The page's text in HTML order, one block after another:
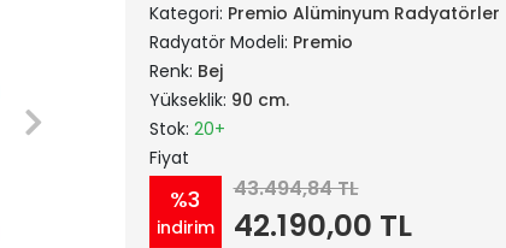
Kategori: Premio Alüminyum Radyatörler
Radyatör Modeli: Premio
Renk: Bej
Yükseklik: 90 cm.
Stok: 20+
Fiyat
%3
indirim
43.494,84 TL
42.190,00 TL